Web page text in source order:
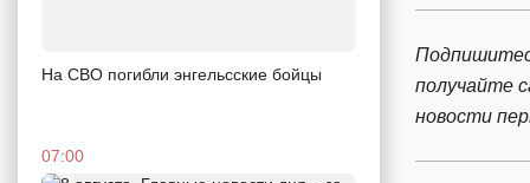
На СВО погибли энгельсские бойцы
07:00
получайте
новости